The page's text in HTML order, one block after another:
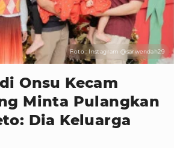
Foto : Instagram @sarwendah29
Onsu Kecam
Minta Pulangkan
Dia Keluarga